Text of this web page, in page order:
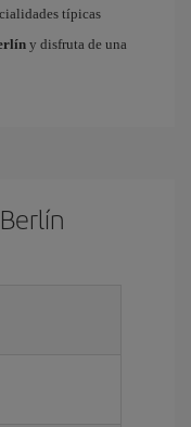
típicas
y disfruta de una